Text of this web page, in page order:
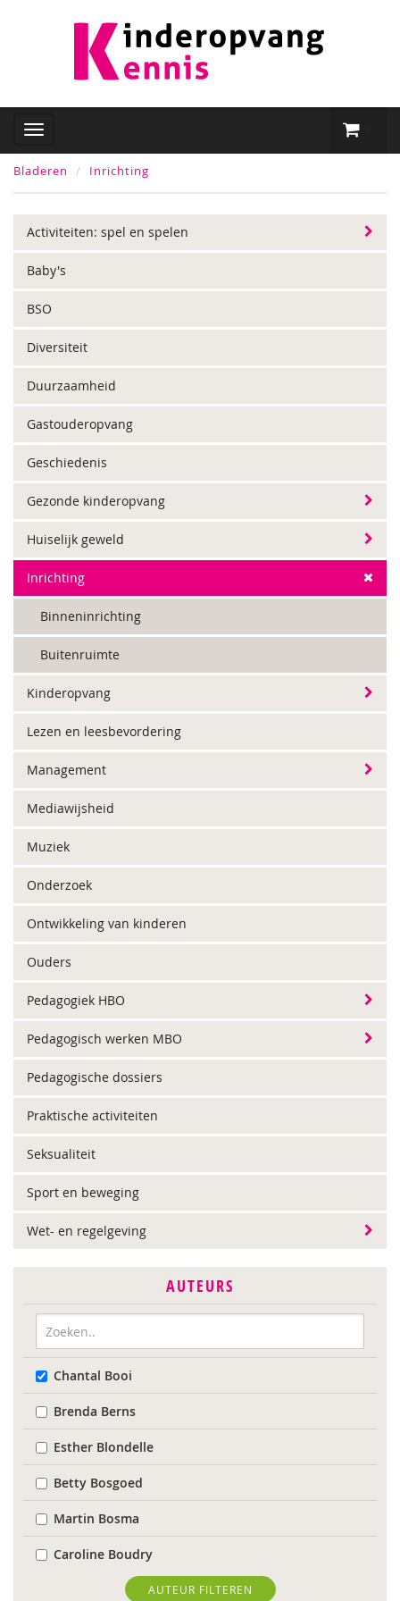
Bladeren Inrichting
Activiteiten: spel en spelen
Baby's
BSO
Diversiteit
Duurzaamheid
Gastouderopvang
Geschiedenis
Gezonde kinderopvang
Huiselijk geweld
Inrichting
Binneninrichting
Buitenruimte
Kinderopvang
Lezen en leesbevordering
Management
Mediawijsheid
Muziek
Onderzoek
Ontwikkeling van kinderen
Ouders
Pedagogiek HBO
Pedagogisch werken MBO
Pedagogische dossiers
Praktische activiteiten
Seksualiteit
Sport en beweging
Wet- en regelgeving
AUTEURS
Chantal Booi
Brenda Berns
Esther Blondelle
Betty Bosgoed
Martin Bosma
Caroline Boudry
Karin Brandt AUTEUR FILTEREN